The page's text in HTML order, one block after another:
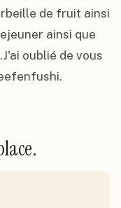
de fruit ainsi
ainsi que
oublié de vous